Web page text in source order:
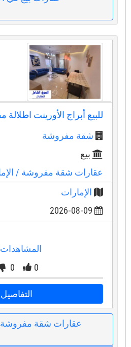
للبيع أبراج الأورينت اطلالة
شقة مفروشة
بيع
عقارات شقة مفروشة/
الإمارات
2026-08-09
المشاهدات:
0
0
التفاصيل
عقارات شقة مفروشة